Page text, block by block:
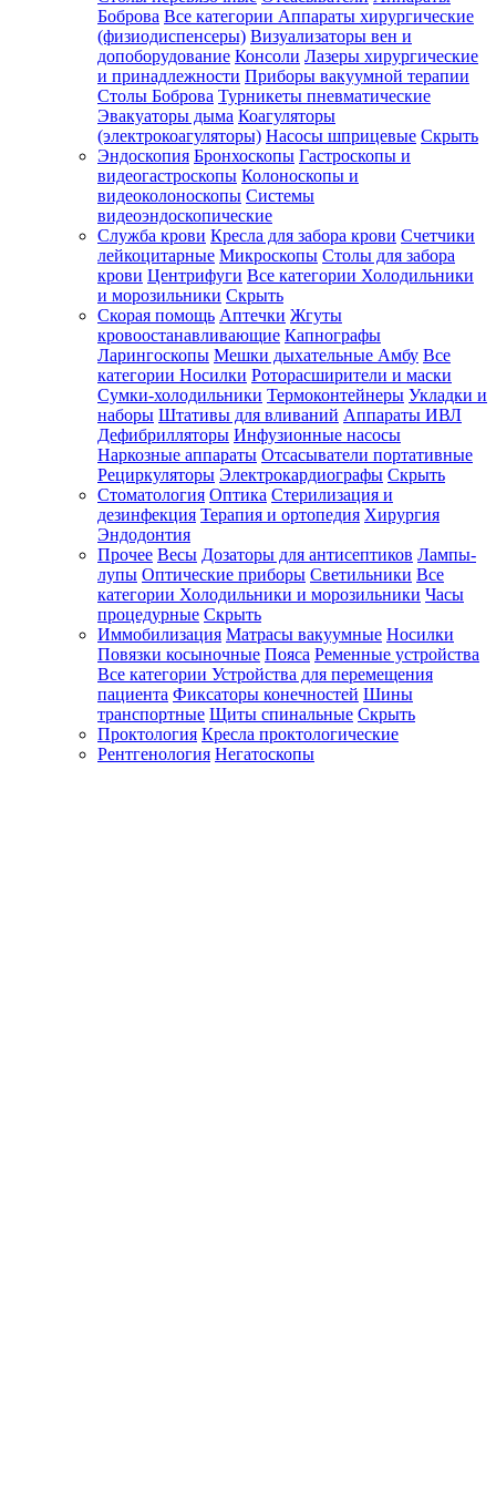
Боброва Все категории Аппараты хирургические
(физиодиспенсеры) Визуализаторы вен и
допоборудование Консоли Лазеры хирургические
и принадлежности Приборы вакуумной терапии
Столы Боброва Турникеты пневматические
Эвакуаторы дыма Коагуляторы
(электрокоагуляторы) Насосы шприцевые Скрыть
Эндоскопия Бронхоскопы Гастроскопы и
видеогастроскопы Колоноскопы и
видеоколоноскопы Системы
видеоэндоскопические
Служба крови Кресла для забора крови Счетчики
лейкоцитарные Микроскопы Столы для забора
крови Центрифуги Все категории Холодильники
и морозильники Скрыть
Скорая помощь Аптечки Жгуты
кровоостанавливающие Капнографы
Ларингоскопы Мешки дыхательные Амбу Все
категории Носилки Роторасширители и маски
Сумки-холодильники Термоконтейнеры Укладки и
наборы Штативы для вливаний Аппараты ИВЛ
Дефибрилляторы Инфузионные насосы
Наркозные аппараты Отсасыватели портативные
Рециркуляторы Электрокардиографы Скрыть
Стоматология Оптика Стерилизация и
дезинфекция Терапия и ортопедия Хирургия
Эндодонтия
Прочее Весы Дозаторы для антисептиков Лампы-
лупы Оптические приборы Светильники Все
категории Холодильники и морозильники Часы
процедурные Скрыть
Иммобилизация Матрасы вакуумные Носилки
Повязки косыночные Пояса Ременные устройства
Все категории Устройства для перемещения
пациента Фиксаторы конечностей Шины
транспортные Щиты спинальные Скрыть
Проктология Кресла проктологические
Рентгенология Негатоскопы